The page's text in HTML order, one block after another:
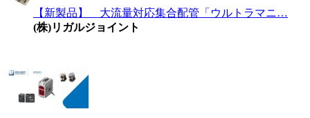
【新製品】 大流量対応集合配管「ウルトラマニ…
(株)リガルジョイント